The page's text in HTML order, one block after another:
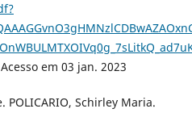
em 03 jan. 2023
POLICARIO, Schirley Maria.